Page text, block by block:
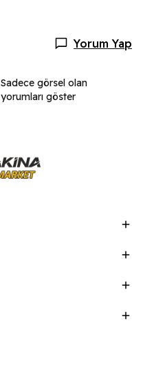
Yorum Yap
Sadece görsel olan
yorumları göster